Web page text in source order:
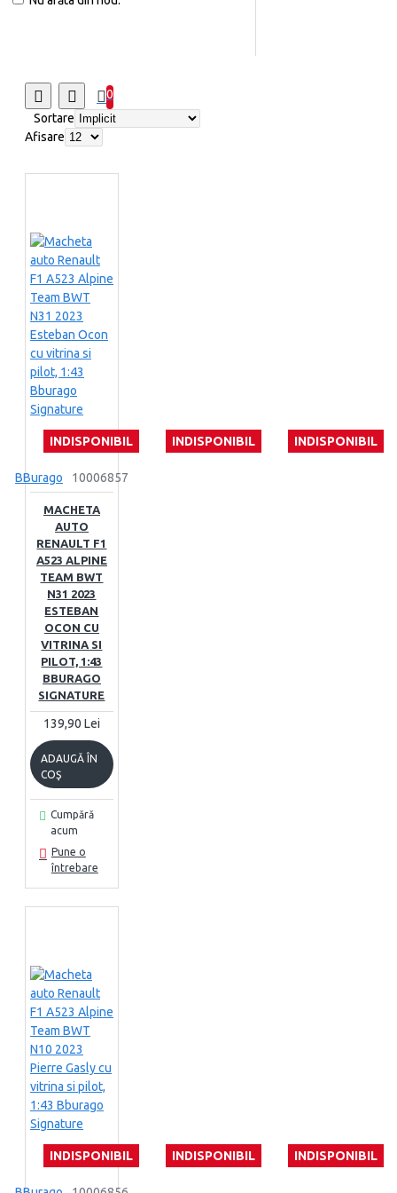
0
Sortare
Afisare
INDISPONIBIL INDISPONIBIL INDISPONIBIL
BBurago 10006857
MACHETA
AUTO
RENAULT F1
A523 ALPINE
TEAM BWT
N31 2023
ESTEBAN
OCON CU
VITRINA SI
PILOT, 1:43
BBURAGO
SIGNATURE
139,90 Lei
ADAUGĂ ÎN
COŞ
Cumpără
acum
Pune o
întrebare
INDISPONIBIL INDISPONIBIL INDISPONIBIL